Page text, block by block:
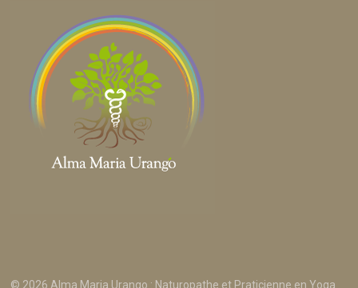
© 2026 Alma Maria Urango : Naturopathe et Praticienne en Yoga